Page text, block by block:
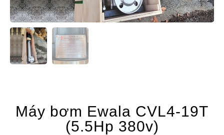
Máy bơm Ewala CVL4-19T
(5.5Hp 380v)